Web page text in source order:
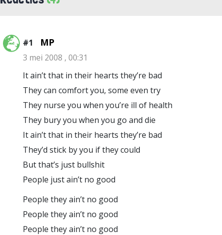
#1 MP
3 mei 2008 , 00:31
It ain’t that in their hearts they’re bad
They can comfort you, some even try
They nurse you when you’re ill of health
They bury you when you go and die
It ain’t that in their hearts they’re bad
They’d stick by you if they could
But that’s just bullshit
People just ain’t no good
People they ain’t no good
People they ain’t no good
People they ain’t no good